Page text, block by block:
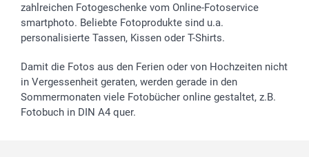
smartfriends
smartgarantie
smartbonus
zahlreichen Fotogeschenke vom Online-Fotoservice
smartphoto. Beliebte Fotoprodukte sind u.a.
personalisierte Tassen, Kissen oder T-Shirts.
Damit die Fotos aus den Ferien oder von Hochzeiten nicht
in Vergessenheit geraten, werden gerade in den
Sommermonaten viele Fotobücher online gestaltet, z.B.
Fotobuch in DIN A4 quer.